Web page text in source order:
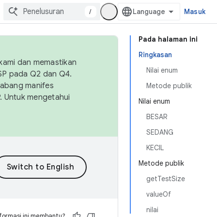
/ Masuk
Pada halaman ini
Ringkasan
Nilai enum
Metode publik
Nilai enum
BESAR
SEDANG
KECIL
Metode publik
getTestSize
valueOf
nilai
dan memastikan
pada Q2 dan Q4.
manifes
Untuk mengetahui